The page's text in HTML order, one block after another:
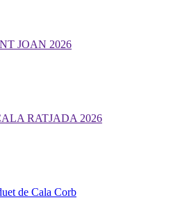
JOAN 2026
RATJADA 2026
de Cala Corb